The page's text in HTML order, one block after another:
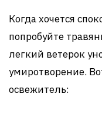
Когда хочется
попробуйте
легкий ветерок
умиротворение.
освежитель: